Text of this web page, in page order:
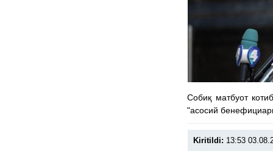
Собиқ матбуот
"асосий
Kiritildi: 13:53